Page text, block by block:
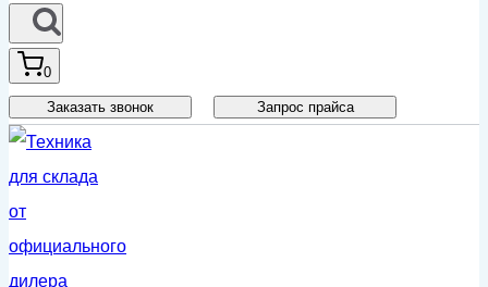
0
Заказать звонок Запрос прайса